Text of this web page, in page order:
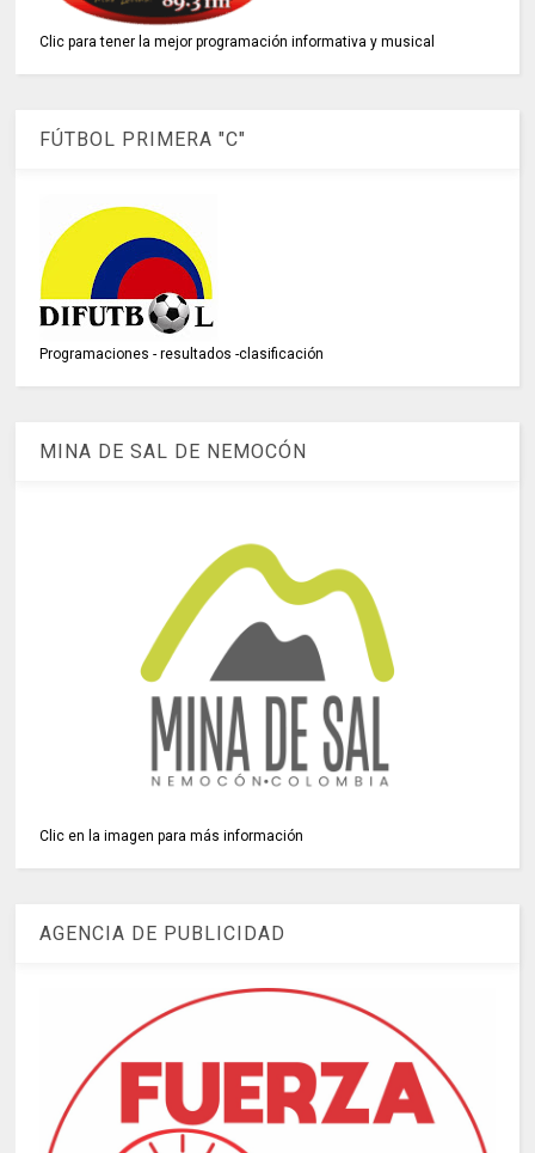
Clic para tener la mejor programación informativa y musical
FÚTBOL PRIMERA "C"
Programaciones - resultados -clasificación
MINA DE SAL DE NEMOCÓN
Clic en la imagen para más información
AGENCIA DE PUBLICIDAD